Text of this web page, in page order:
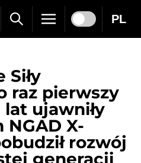
PL
Siły
raz pierwszy
ujawniły
X-
rozwój
generacji